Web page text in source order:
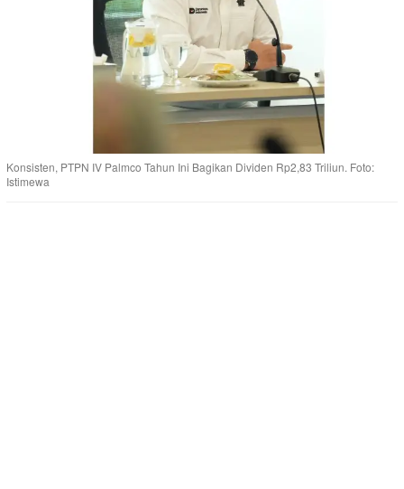
Konsisten, PTPN IV Palmco Tahun Ini Bagikan Dividen Rp2,83 Triliun. Foto:
Istimewa